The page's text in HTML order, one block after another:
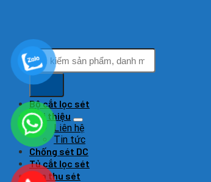
Tìm
kiếm:
Bộ cắt lọc sét
Giới thiệu
Liên hệ
Tin tức
Chống sét DC
Tủ cắt lọc sét
Kim thu sét